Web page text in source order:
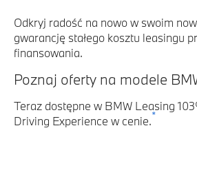
Odkryj radość na nowo w swoim
gwarancję stałego kosztu leasingu
finansowania.
Poznaj oferty na modele
Teraz dostępne w BMW Leasing
Driving Experience w cenie.*